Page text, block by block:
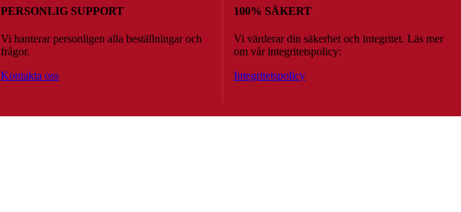
PERSONLIG SUPPORT
Vi hanterar personligen alla beställningar och
frågor.
Kontakta oss
100% SÄKERT
Vi värderar din säkerhet och integritet. Läs mer
om vår integritetspolicy:
Integritetspolicy